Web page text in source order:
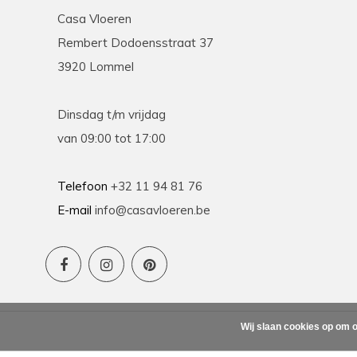
Zeer mooie ruime showroom waar we zeer
Coen. Nadat we aangaven welke soort vloer
liet hij ons enkele opties zien waarna we vrij
hadden. Coen bezorgde ons onmiddellijk een
ons goed was. Eenmaal thuis hadden we
keuken te voorzien van dezelfde vloer en
ongelooflijk scherpe prijs voor dezelfde vloer…
en de offerte van een concurrent bijgevoegd en
flauwekul aangepast in onze offerte. Kortom
keuze en zeer scherpe prijzen waar alles zeer
Kiki 12-12-2025
Prachtige klantenservice!
Zelden iemand tegengekomen die zo begaan is
malen een offerte gemaakt en telkens goed
Casa Vloeren
Rembert Dodoensstraat 37
3920 Lommel
Dinsdag t/m vrijdag
van 09:00 tot 17:00
Telefoon +32 11 94 81 76
E-mail info@casavloeren.be
Wij slaan cookies op om